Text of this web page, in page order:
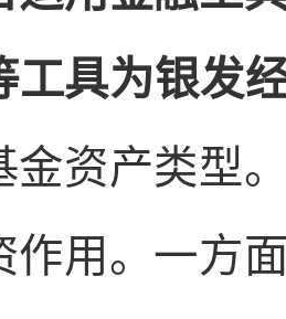
工具为银发
金资产类型
作用。一方